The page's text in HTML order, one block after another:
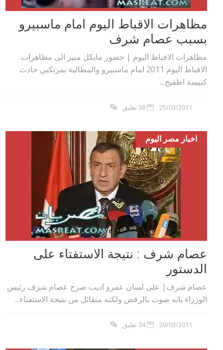
مظاهرات الاقباط اليوم امام ماسبيرو
بسبب عصام شرف
مظاهرات الاقباط اليوم | حضور مايكل منير الى مظاهرات
الاقباط اليوم 2011 امام ماسبيرو والمطالبة بمرتكبي حادث
كنيسة اطفيح...
25/03/2011 38 تعليق
اخبار مصر اليوم
عصام شرف : نتيجة الاستفتاء على
الدستور
عصام شرف| على لسان عمرو اديب صرح عصام شرف رئيس
الوزراء بانه صوت بالرفض ولكنه متفائل من نتيجة الاستفتاء...
20/03/2011 34 تعليق